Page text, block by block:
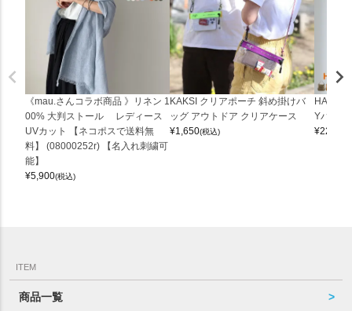
《mau.さんコラボ商品 》リネン 1
00% 大判ストール レディース
UVカット 【ネコポスで送料無
料】 (08000252r) 【名入れ刺繍可
能】
¥5,900(税込)
KAKSI クリアポーチ 斜め掛けバ
ッグ アウトドア クリアケース
¥1,650(税込)
Yバッグ
¥22,000
ITEM
商品一覧